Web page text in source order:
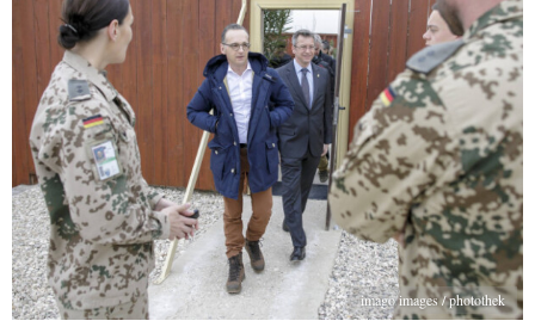
imago images / photothek